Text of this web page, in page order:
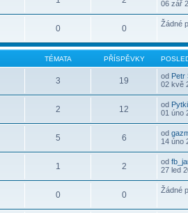
06 zář
0 0 Žádné
TÉMATA PŘÍSPĚVKY
3 19 od Petr
02 kvě
2 12 od
01 úno
5 6 od
14 úno
1 2 od
27 led
0 0 Žádné